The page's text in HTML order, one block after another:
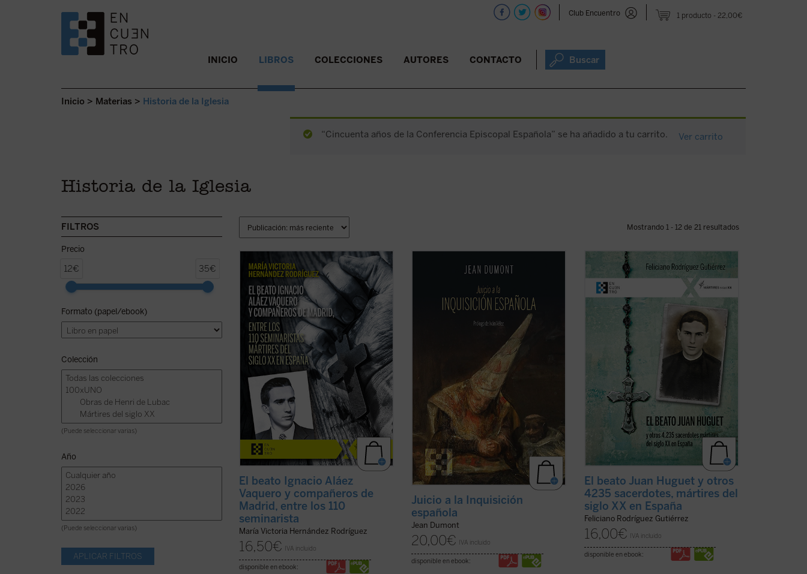
1 producto 22,00€
Club Encuentro
SALTAR AL CONTENIDO. INICIO LIBROS COLECCIONES AUTORES CONTACTO Buscar
Inicio > Materias > Historia de la Iglesia
“Cincuenta años de la Conferencia Episcopal Española” se ha añadido a tu carrito. Ver carrito
Historia de la Iglesia
FILTROS
Precio
12€ 35€
Formato (papel/ebook)
Colección
(Puede seleccionar varias)
Año
(Puede seleccionar varias)
Mostrando 1 - 12 de 21 resultados
La beatificación de estos 11 mártires, en
2026, coincide con el noventa aniversario
de la explosión sangrienta, en 1936, de la
persecución del siglo XX en España. La
postuladora de su Causa de beatificación
presenta aquí una breve pero ...
(ver
ficha)
El beato Ignacio Aláez
Vaquero y compañeros de
Madrid, entre los 110
seminarista
María Victoria Hernández Rodríguez
16,50€ IVA incluido
disponible en ebook:
Mencionando la Inquisición se condensa
que puedan concebirse. Jean Dumont, el
gran hispanista, se propone enJuicio a la
Inquisición españoladar una oportunidad
de defensa a la acusada. El resultado ...
Juicio a la Inquisición
española
Jean Dumont
20,00€ IVA incluido
disponible en ebook:
Este es el primer libro sobre los 4.235
sacerdotes y seminaristas mártires del
siglo XX en España. Pequeña, pero
hermosa y precisa herramienta para
conocer una gran historia. Los mártires
del siglo XX son testigos admirables de
la causa del ...
El beato Juan Huguet y otros
4235 sacerdotes, mártires del
siglo XX en España
Feliciano Rodríguez Gutiérrez
16,00€ IVA incluido
disponible en ebook: